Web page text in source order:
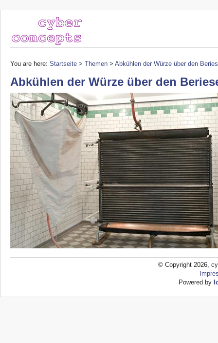
You are here: Startseite > Themen > Abkühlen der Würze über den
Abkühlen der Würze über den
© Copyright 2026,
Powered by